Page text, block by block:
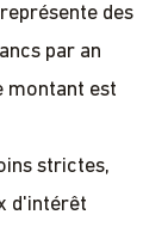
des
par an
montant est
strictes,
d'intérêt